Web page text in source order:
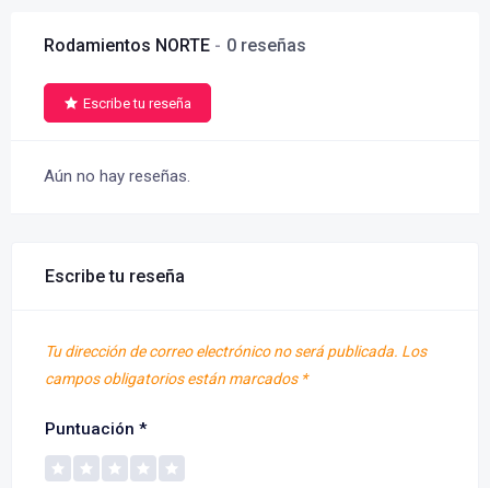
Rodamientos NORTE 0 reseñas
Escribe tu reseña
Aún no hay reseñas.
Escribe tu reseña
Tu dirección de correo electrónico no será publicada. Los
campos obligatorios están marcados *
Puntuación *